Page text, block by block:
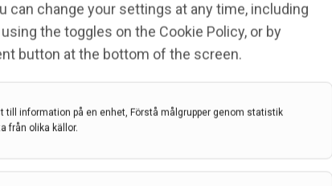
can change your settings at any time, including
the toggles on the Cookie Policy, or by
button at the bottom of the screen.
till information på en enhet, Förstå målgrupper genom statistik
från olika källor.
börja spela igen efter en
gör det möjligt att testa
för dem. Vi hoppas att det
säger András Büki.
universitet har byggt upp
är publicerad men det kommer